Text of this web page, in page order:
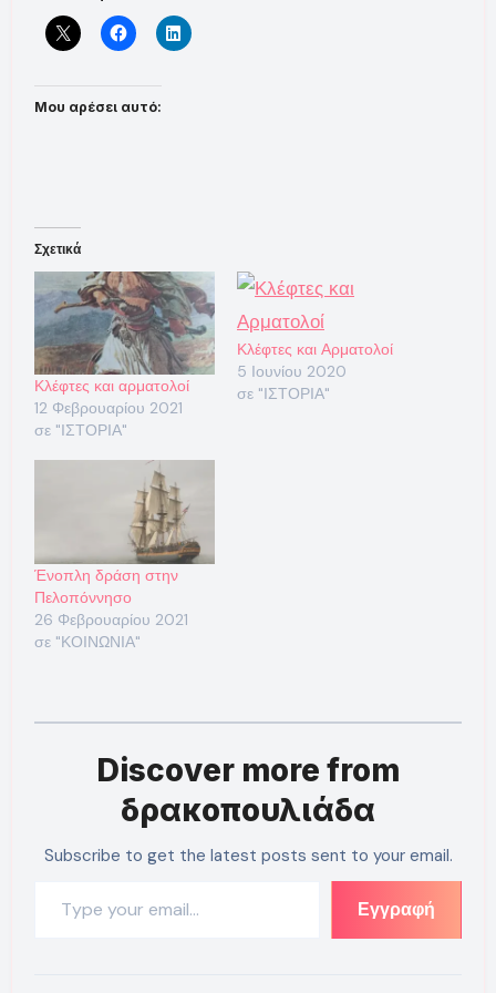
Μου αρέσει αυτό:
Σχετικά
Κλέφτες και αρματολοί
12 Φεβρουαρίου 2021
σε "ΙΣΤΟΡΙΑ"
Κλέφτες και Αρματολοί
5 Ιουνίου 2020
σε "ΙΣΤΟΡΙΑ"
Ένοπλη δράση στην
Πελοπόννησο
26 Φεβρουαρίου 2021
σε "ΚΟΙΝΩΝΙΑ"
Discover more from
δρακοπουλιάδα
Subscribe to get the latest posts sent to your email.
Εγγραφή